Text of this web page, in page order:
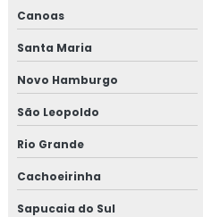
Empresas forno industrial
Espeto de churrasco grande
Espeto de churrasco inox
Espeto de costelão
Espeto duplo
Canoas
Santa Maria
Novo Hamburgo
São Leopoldo
Rio Grande
Cachoeirinha
Sapucaia do Sul